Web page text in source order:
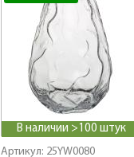
В наличии >100 штук
Артикул: 25YW0080